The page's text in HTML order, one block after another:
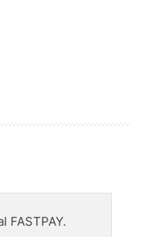
FASTPAY.